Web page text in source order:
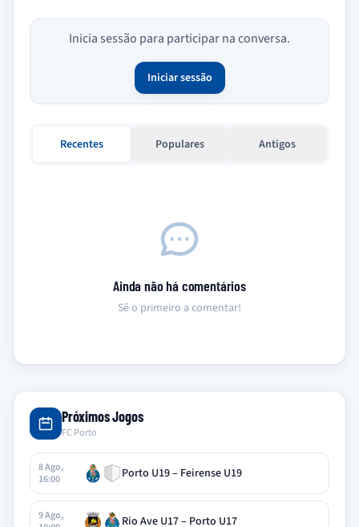
Inicia sessão para participar na conversa.
Iniciar sessão
Recentes Populares Antigos
Ainda não há comentários
Sê o primeiro a comentar!
Próximos Jogos
FC Porto
8 Ago,
16:00
Porto U19 – Feirense U19
9 Ago,
Rio Ave U17 – Porto U17